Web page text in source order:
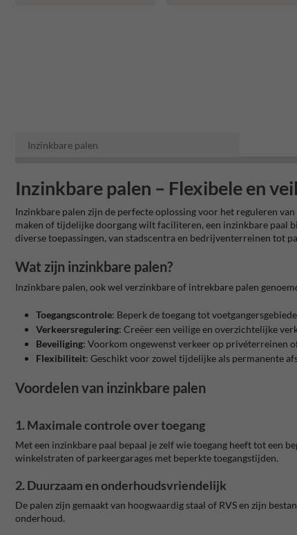
Inzinkbare palen
Inzinkbare palen – Flexibele en
Inzinkbare palen zijn de perfecte oplossing voor het reguleren
maken of tijdelijke doorgang wilt faciliteren, een inzinkbare paal
diverse toepassingen, van stadscentra en bedrijventerreinen tot
Wat zijn inzinkbare palen?
Inzinkbare palen, ook wel verzinkbare of intrekbare palen
Toegangscontrole: Beperk de toegang tot
Verkeersregulering: Creëer een veilige en overzichtelijke
Beveiliging: Voorkom ongewenst verkeer op privéterreinen
Flexibiliteit: Geschikt voor zowel tijdelijke als permanente
Voordelen van inzinkbare palen
1. Maximale controle over toegang
Met een inzinkbare paal bepaal je zelf wie toegang heeft tot een
winkelstraten of parkeergarages met beperkte toegangstijden.
2. Duurzaam en onderhoudsvriendelijk
De palen zijn gemaakt van hoogwaardig staal of RVS en zijn
onderhoud.